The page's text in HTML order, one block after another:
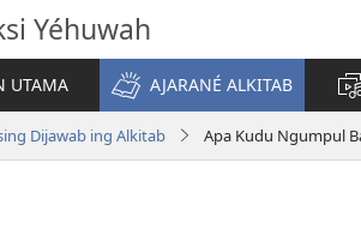
Yéhuwah
UTAMA
AJARANÉ ALKITAB
Dijawab ing Alkitab Apa Kudu Ngumpul